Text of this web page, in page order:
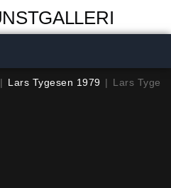
| Lars Tygesen 1979 | Lars